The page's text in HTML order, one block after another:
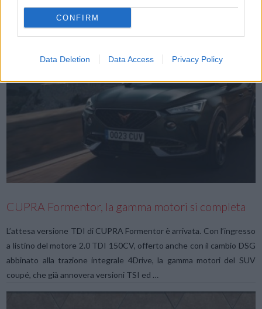
CONFIRM
Data Deletion Data Access Privacy Policy
CUPRA Formentor, la gamma motori si completa
L’attesa versione TDI di CUPRA Formentor è arrivata. Con l’ingresso
a listino del motore 2.0 TDI 150CV, offerto anche con il cambio DSG
abbinato alla trazione integrale 4Drive, la gamma motori del SUV
coupé, che già annovera versioni TSI ed …